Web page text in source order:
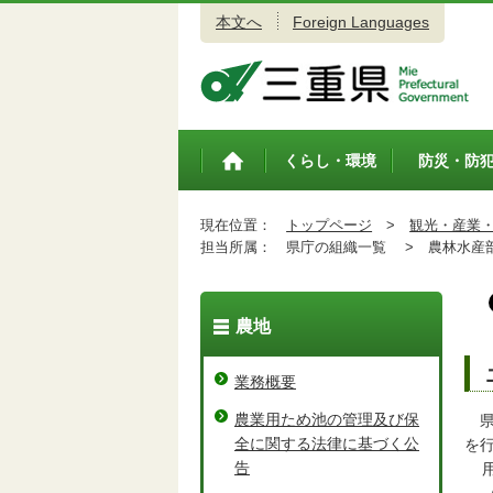
本文へ Foreign Languages
トップペ
くらし・環境 防災・防
現在位置： トップページ >
観光・産業
担当所属：
県庁の組織一覧 > 農林水
を
用
農地
業務概要
農業用ため池の管理及び保
全に関する法律に基づく公
告